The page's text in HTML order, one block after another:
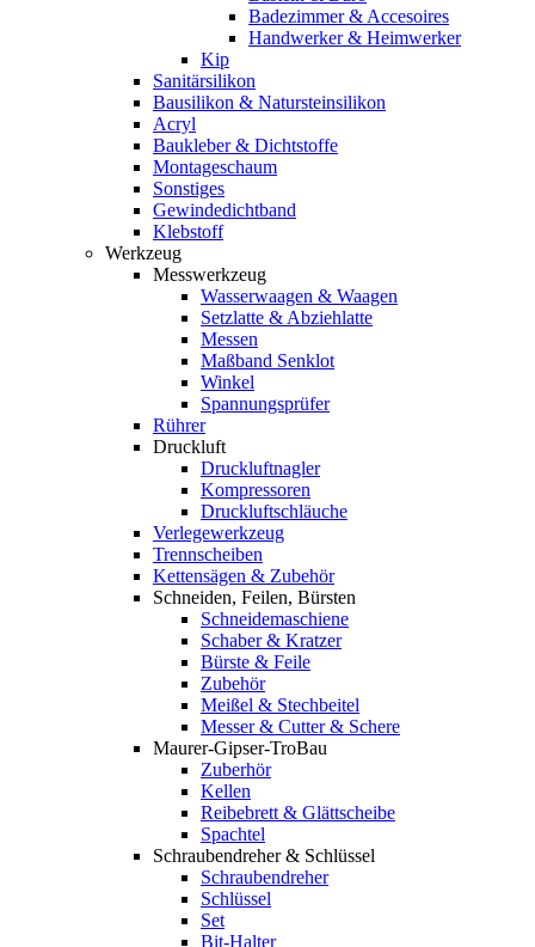
Badezimmer & Accesoires
Handwerker & Heimwerker
Kip
Sanitärsilikon
Bausilikon & Natursteinsilikon
Acryl
Baukleber & Dichtstoffe
Montageschaum
Sonstiges
Gewindedichtband
Klebstoff
Werkzeug
Messwerkzeug
Wasserwaagen & Waagen
Setzlatte & Abziehlatte
Messen
Maßband Senklot
Winkel
Spannungsprüfer
Rührer
Druckluft
Druckluftnagler
Kompressoren
Druckluftschläuche
Verlegewerkzeug
Trennscheiben
Kettensägen & Zubehör
Schneiden, Feilen, Bürsten
Schneidemaschiene
Schaber & Kratzer
Bürste & Feile
Zubehör
Meißel & Stechbeitel
Messer & Cutter & Schere
Maurer-Gipser-TroBau
Zuberhör
Kellen
Reibebrett & Glättscheibe
Spachtel
Schraubendreher & Schlüssel
Schraubendreher
Schlüssel
Set
Bit-Halter